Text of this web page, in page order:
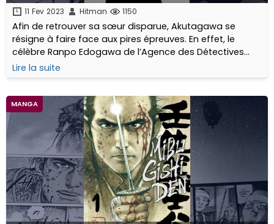
11 Fev 2023 Hitman 1150
Afin de retrouver sa sœur disparue, Akutagawa se
résigne à faire face aux pires épreuves. En effet, le
célèbre Ranpo Edogawa de l’Agence des Détectives
Armés lui demande d’accomplir une série de missions...
Lire la suite
MANGA